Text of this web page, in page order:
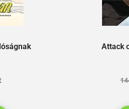
Attack